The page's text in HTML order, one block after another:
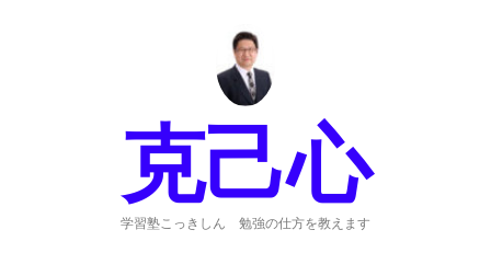
克己心
学習塾こっきしん 勉強の仕方を教えます